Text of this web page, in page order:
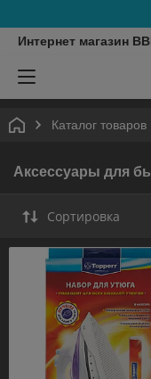
Интернет магазин
Каталог товаров
Аксессуары для
Сортировка